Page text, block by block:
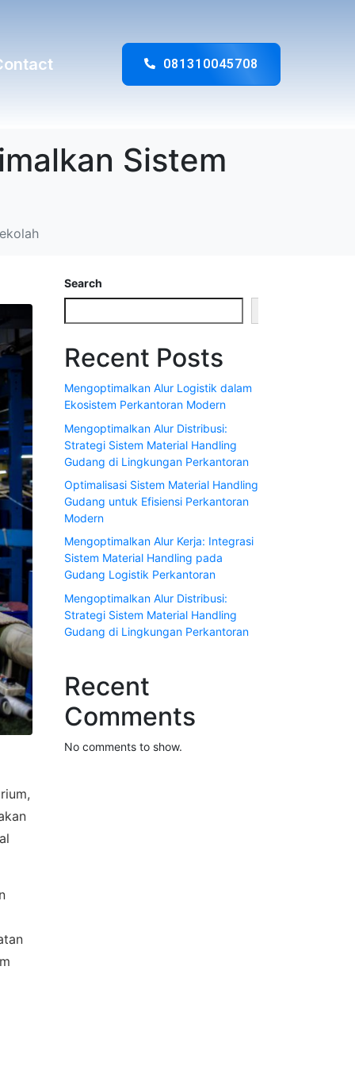
081310045708
Sistem
Search
Recent Posts
Mengoptimalkan Alur Logistik dalam
Ekosistem Perkantoran Modern
Mengoptimalkan Alur Distribusi:
Strategi Sistem Material Handling
Gudang di Lingkungan Perkantoran
Optimalisasi Sistem Material Handling
Gudang untuk Efisiensi Perkantoran
Modern
Mengoptimalkan Alur Kerja: Integrasi
Sistem Material Handling pada
Gudang Logistik Perkantoran
Mengoptimalkan Alur Distribusi:
Strategi Sistem Material Handling
Gudang di Lingkungan Perkantoran
Recent
Comments
No comments to show.